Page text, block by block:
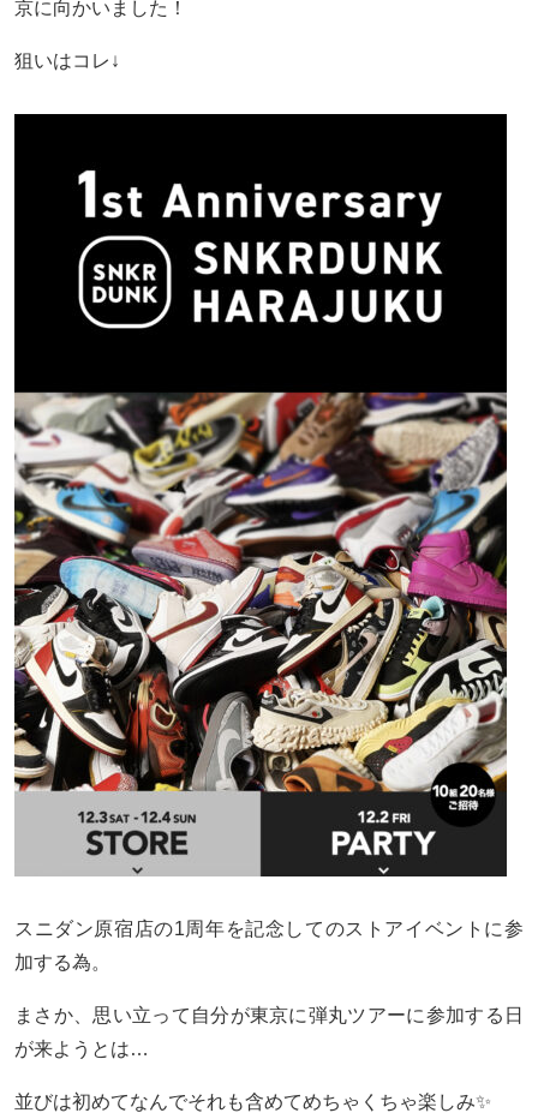
京に向かいました！
狙いはコレ↓
スニダン原宿店の1周年を記念してのストアイベントに参
加する為。
まさか、思い立って自分が東京に弾丸ツアーに参加する日
が来ようとは…
並びは初めてなんでそれも含めてめちゃくちゃ楽しみ✨